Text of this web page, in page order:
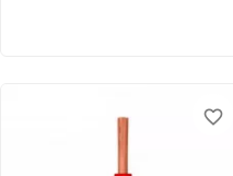
favorite_border